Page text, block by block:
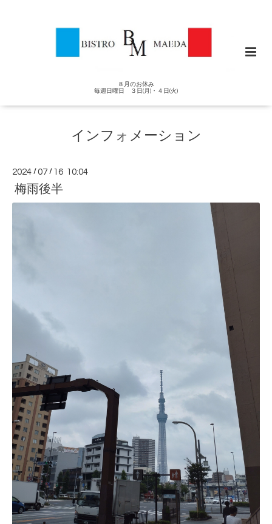
８月のお休み
毎週日曜日 ３日(月)・４日(火)
インフォメーション
2024 /07 / 16 10:04
梅雨後半